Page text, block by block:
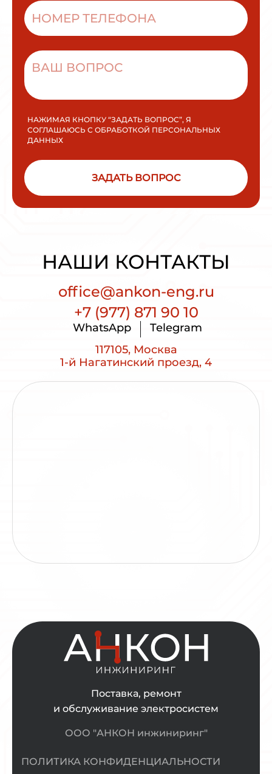
НАЖИМАЯ КНОПКУ “ЗАДАТЬ ВОПРОС”, Я
СОГЛАШАЮСЬ С ОБРАБОТКОЙ ПЕРСОНАЛЬНЫХ
ДАННЫХ
ЗАДАТЬ ВОПРОС
НАШИ КОНТАКТЫ
office@ankon-eng.ru
+7 (977) 871 90 10
WhatsApp
Telegram
117105, Москва
1-й Нагатинский проезд, 4
Поставка, ремонт
и обслуживание электросистем
ООО "АНКОН инжиниринг"
ПОЛИТИКА КОНФИДЕНЦИАЛЬНОСТИ